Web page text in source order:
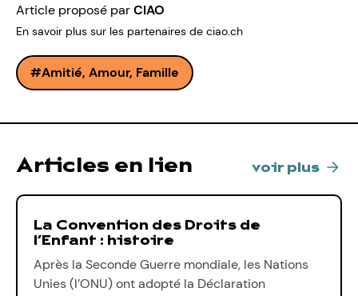
Article proposé parCIAO
En savoir plus sur les partenaires de ciao.ch
Amitié, Amour, Famille
Articles en lien voir plus
La Convention des Droits de
l’Enfant : histoire
Après la Seconde Guerre mondiale, les Nations
Unies (l’ONU) ont adopté la Déclaration